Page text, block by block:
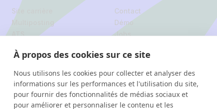
À propos des cookies sur ce site
Nous utilisons les cookies pour collecter et analyser des
informations sur les performances et l'utilisation du site,
pour fournir des fonctionnalités de médias sociaux et
pour améliorer et personnaliser le contenu et les
Site carrière
Multiposting
ATS
Contact
Démo
Jobs
Légal
Politique de
confidentialité